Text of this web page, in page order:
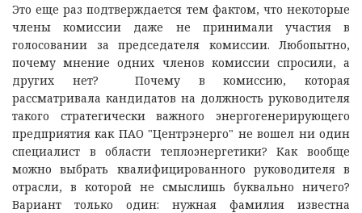
Это еще раз подтверждается тем фактом, что некоторые
члены комиссии даже не принимали участия в
голосовании за председателя комиссии. Любопытно,
почему мнение одних членов комиссии спросили, а
других нет? Почему в комиссию, которая
рассматривала кандидатов на должность руководителя
такого стратегически важного энергогенерирующего
предприятия как ПАО "Центрэнерго" не вошел ни один
специалист в области теплоэнергетики? Как вообще
можно выбрать квалифицированного руководителя в
отрасли, в которой не смыслишь буквально ничего?
Вариант только один: нужная фамилия известна